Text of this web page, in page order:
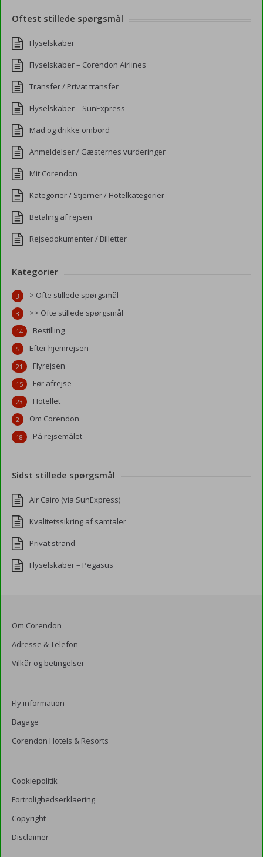
Oftest stillede spørgsmål
Flyselskaber
Flyselskaber – Corendon Airlines
Transfer / Privat transfer
Flyselskaber – SunExpress
Mad og drikke ombord
Anmeldelser / Gæsternes vurderinger
Mit Corendon
Kategorier / Stjerner / Hotelkategorier
Betaling af rejsen
Rejsedokumenter / Billetter
Kategorier
> Ofte stillede spørgsmål
3
>> Ofte stillede spørgsmål
3
Bestilling
14
Efter hjemrejsen
5
Flyrejsen
21
Før afrejse
15
Hotellet
23
Om Corendon
2
På rejsemålet
18
Sidst stillede spørgsmål
Air Cairo (via SunExpress)
Kvalitetssikring af samtaler
Privat strand
Flyselskaber – Pegasus
Om Corendon
Adresse & Telefon
Vilkår og betingelser
Fly information
Bagage
Corendon Hotels & Resorts
Cookiepolitik
Fortrolighedserklaering
Copyright
Disclaimer